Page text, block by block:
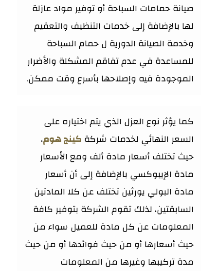
صيانة حمامات السباحة أو توفير مواد عازلة
لها بالإضافة إلى خدمات التنظيف والتعقيم
وخدمة الصيانة الدورية ل حمام السباحة
للمساعدة في عدم تفاقم المشكلة والأضرار
الموجودة فيه وإصلاحها بأسرع وقت ممكن.
كما يؤثر نوع العزل الذي يتم اختياره على
السعر النهائي لخدمات شركة كينج هوم،
حيث تختلف أسعار مادة ألف ومع الأسعار
مادة الإيبوكسي بالإضافة إلى أن أسعار
مادة البولي يورثين تختلف عن كلا المادتين
السابقتين، لذلك تقوم الشركة بتوفير كافة
المعلومات عن كل مادة للعميل سواء من
حيث أسعارها أو من حيث فوائدها أو من حيث
مدة تركيبها وغيرها من المعلومات